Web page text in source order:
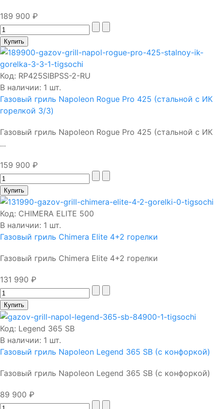
189 900 ₽
Код: RP425SIBPSS-2-RU
В наличии: 1 шт.
Газовый гриль Napoleon Rogue Pro 425 (стальной с ИК
горелкой 3/3)
Газовый гриль Napoleon Rogue Pro 425 (стальной с ИК
...
159 900 ₽
Код: CHIMERA ELITE 500
В наличии: 1 шт.
Газовый гриль Chimera Elite 4+2 горелки
Газовый гриль Chimera Elite 4+2 горелки
131 990 ₽
Код: Legend 365 SB
В наличии: 1 шт.
Газовый гриль Napoleon Legend 365 SB (с конфоркой)
Газовый гриль Napoleon Legend 365 SB (с конфоркой)
89 900 ₽